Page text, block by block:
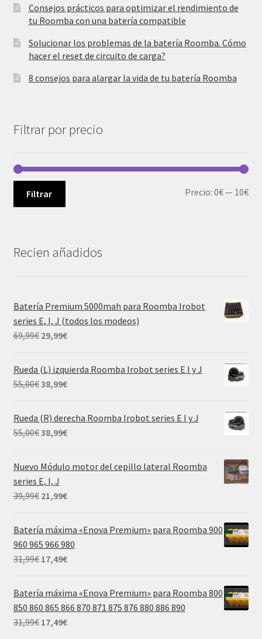
Consejos prácticos para optimizar el rendimiento de
tu Roomba con una batería compatible
Solucionar los problemas de la batería Roomba. Cómo
hacer el reset de circuito de carga?
8 consejos para alargar la vida de tu batería Roomba
Filtrar por precio
Filtrar Precio:0€— 10€
Recien añadidos
Batería Premium 5000mah para Roomba Irobot
series E, I, J (todos los modeos)
69,99€ El
original
era:
29,99€El
actual
es:
Rueda (L) izquierda Roomba Irobot series E I y J
55,00€El
original
era:
38,99€El
actual
es:
Rueda (R) derecha Roomba Irobot series E I y J
55,00€El
original
era:
55,00€.
38,99€El
actual
38,99€.
Nuevo Módulo motor del cepillo lateral Roomba
series E, I, J
39,99€ El
original
era:
39,99€.
21,99€El
actual
es:
21,99€.
Batería máxima «Enova Premium» para Roomba 900
960 965 966 980
31,99€ El
original
era:
31,99€.
17,49€El
actual
es:
17,49€.
Batería máxima «Enova Premium» para Roomba 800
850 860 865 866 870 871 875 876 880 886 890
31,99€ El
17,49€El